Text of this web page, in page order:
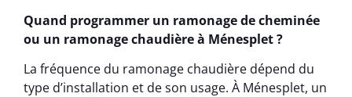
Quand programmer un ramonage de cheminée
ou un ramonage chaudière à Ménesplet ?
La fréquence du ramonage chaudière dépend du
type d’installation et de son usage. À Ménesplet, un